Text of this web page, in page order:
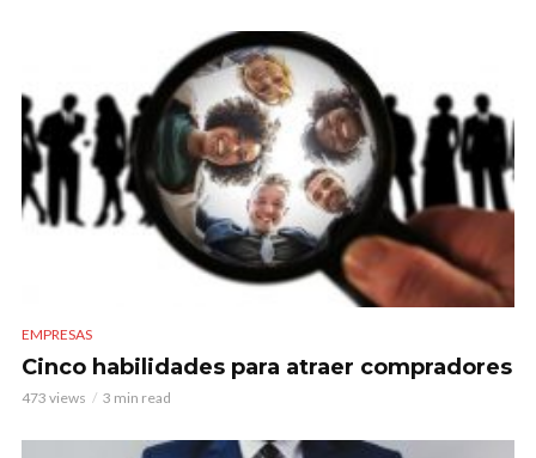
EMPRESAS
Cinco habilidades para atraer compradores
473 views 3 min read